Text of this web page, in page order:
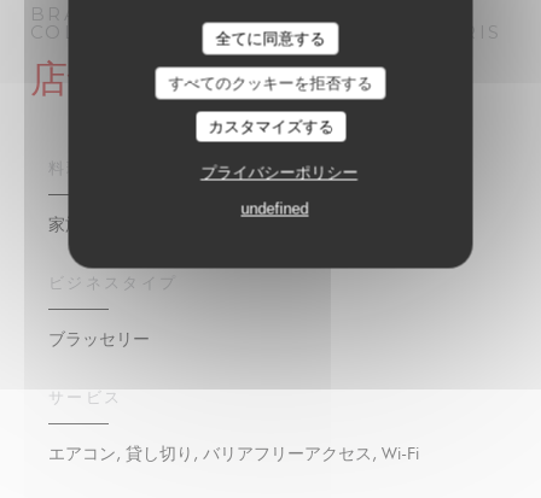
全てに同意する
すべてのクッキーを拒否する
カスタマイズする
プライバシーポリシー
undefined
BRASSERIE PARISIENNE | LE GRAND
COLBERT | PARIS 1910ブラッセリー PARIS
店舗情報
料理
家族料理, シーフード, 新鮮な製品, 伝統料理, 自家製
ビジネスタイプ
ブラッセリー
サービス
エアコン, 貸し切り, バリアフリーアクセス, Wi-Fi